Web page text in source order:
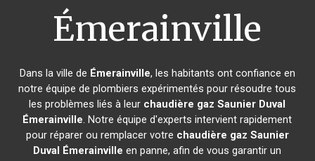
Émerainville
Dans la ville de Émerainville, les habitants ont confiance en
notre équipe de plombiers expérimentés pour résoudre tous
les problèmes liés à leur chaudière gaz Saunier Duval
Émerainville. Notre équipe d'experts intervient rapidement
pour réparer ou remplacer votre chaudière gaz Saunier
Duval Émerainville en panne, afin de vous garantir un